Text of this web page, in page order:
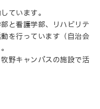
ています。
と看護学部、リハビリテ
を行っています（自治会
野キャンパスの施設で活